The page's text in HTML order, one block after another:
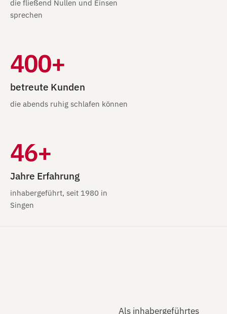
die fließend Nullen und Einsen
sprechen
400+
betreute Kunden
die abends ruhig schlafen können
46+
Jahre Erfahrung
inhabergeführt, seit 1980 in
Singen
Als inhabergeführtes